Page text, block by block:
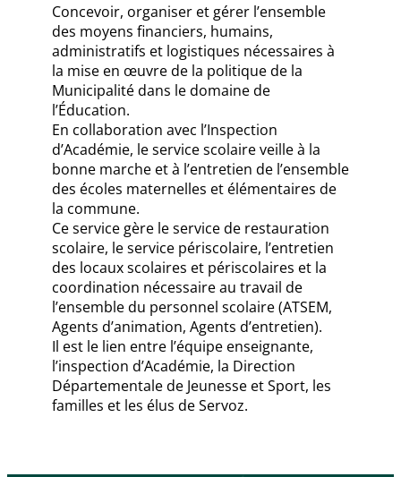
Concevoir, organiser et gérer l’ensemble
des moyens financiers, humains,
administratifs et logistiques nécessaires à
la mise en œuvre de la politique de la
Municipalité dans le domaine de
l’Éducation.
En collaboration avec l’Inspection
d’Académie, le service scolaire veille à la
bonne marche et à l’entretien de l’ensemble
des écoles maternelles et élémentaires de
la commune.
Ce service gère le service de restauration
scolaire, le service périscolaire, l’entretien
des locaux scolaires et périscolaires et la
coordination nécessaire au travail de
l’ensemble du personnel scolaire (ATSEM,
Agents d’animation, Agents d’entretien).
Il est le lien entre l’équipe enseignante,
l’inspection d’Académie, la Direction
Départementale de Jeunesse et Sport, les
familles et les élus de Servoz.